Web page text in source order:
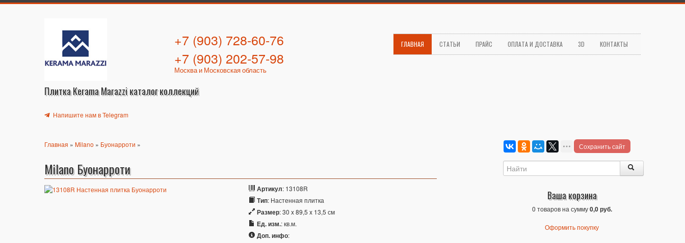
Плитка Kerama Marazzi каталог коллекций
+7 (903) 728-60-76
+7 (903) 202-57-98
Москва и Московская область
Напишите нам в Telegram
ГЛАВНАЯ СТАТЬИ ПРАЙС ОПЛАТА И ДОСТАВКА 3D КОНТАКТЫ
Главная » Milano » Буонарроти »
Milano Буонарроти
Артикул: 13108R
Тип: Настенная плитка
Размер: 30 x 89,5 x 13,5 см
Ед. изм.: кв.м.
Доп. инфо:
Сохранить сайт
Ваша корзина
0 товаров на сумму0,0 руб.
Оформить покупку